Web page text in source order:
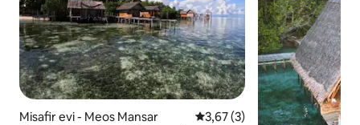
Misafir evi - Meos Mansar 5 üzerinden ortalama 3,67
3,67 (3)